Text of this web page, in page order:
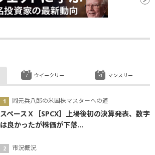
岡元兵八郎の米国株マスターへの道
スペースＸ［SPCX］上場後初の決算発表、数字
は良かったが株価が下落...
市況概況
ウイークリー マンスリー